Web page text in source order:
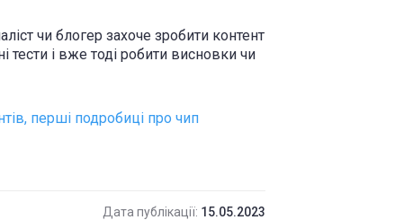
чи блогер захоче зробити контент
і вже тоді робити висновки чи
перші подробиці про чип
Дата публікації: 15.05.2023